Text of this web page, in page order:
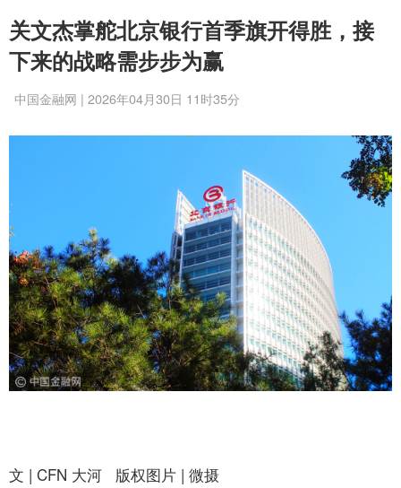
关文杰掌舵北京银行首季旗开得胜，接
下来的战略需步步为赢
中国金融网 | 2026年04月30日 11时35分
文 | CFN 大河 版权图片 | 微摄